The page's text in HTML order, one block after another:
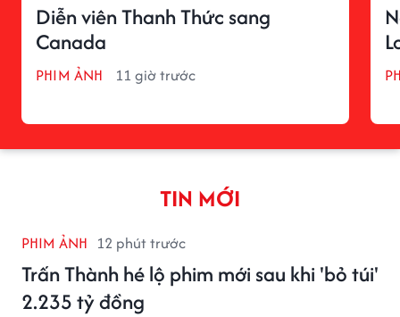
Diễn viên Thanh Thức sang
Canada
PHIM ẢNH 11 giờ trước
TIN MỚI
PHIM ẢNH 12 phút trước
Trấn Thành hé lộ phim mới sau khi 'bỏ túi'
2.235 tỷ đồng